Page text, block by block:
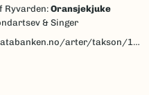
Ryvarden: Oransjekjuke
& Singer
arter/takson/199371/beskrivelse